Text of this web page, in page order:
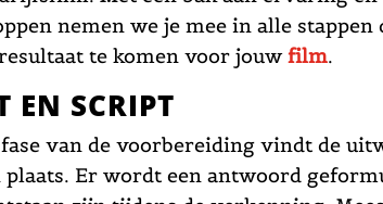
nemen we je mee in alle
te komen voor jouwfilm.
EN SCRIPT
van de voorbereiding vindt de
plaats. Er wordt een antwoord